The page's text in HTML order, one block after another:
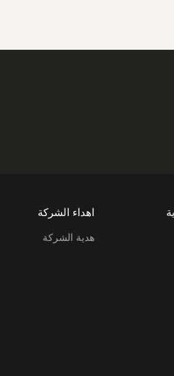
اهداء الشركة
هدية الشركة